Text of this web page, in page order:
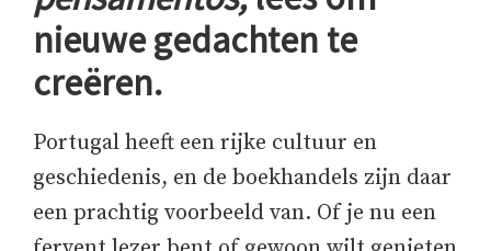
nieuwe gedachten te
creëren.
Portugal heeft een rijke cultuur en
geschiedenis, en de boekhandels zijn daar
een prachtig voorbeeld van. Of je nu een